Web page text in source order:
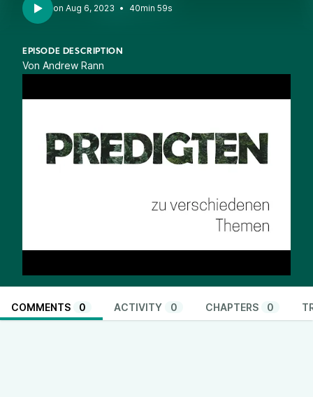
• 40min 59s
EPISODE DESCRIPTION
Von Andrew Rann
COMMENTS 0 ACTIVITY 0 CHAPTERS 0